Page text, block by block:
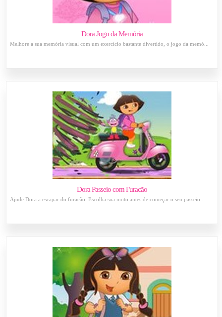
Dora Jogo da Memória
Melhore a sua memória visual com um exercício bastante divertido, o jogo da memó...
Dora Passeio com Furacão
Ajude Dora a escapar do furacão. Escolha sua moto antes de começar o seu passeio...